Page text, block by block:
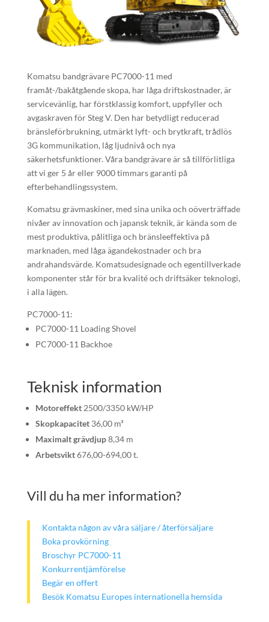
Komatsu bandgrävare PC7000-11 med
framåt-/bakåtgående skopa, har låga driftskostnader, är
servicevänlig, har förstklassig komfort, uppfyller och
avgaskraven för Steg V. Den har betydligt reducerad
bränsleförbrukning, utmärkt lyft- och brytkraft, trådlös
3G kommunikation, låg ljudnivå och nya
säkerhetsfunktioner. Våra bandgrävare är så tillförlitliga
att vi ger 5 år eller 9000 timmars garanti på
efterbehandlingssystem.
Komatsu grävmaskiner, med sina unika och oöverträffade
nivåer av innovation och japansk teknik, är kända som de
mest produktiva, pålitliga och bränsleeffektiva på
marknaden, med låga ägandekostnader och bra
andrahandsvärde. Komatsudesignade och egentillverkade
komponenter står för bra kvalité och driftsäker teknologi,
i alla lägen.
PC7000-11:
PC7000-11 Loading Shovel
PC7000-11 Backhoe
Teknisk information
Motoreffekt2500/3350 kW/HP
Skopkapacitet36,00 m³
Maximalt grävdjup8,34 m
Arbetsvikt676,00-694,00 t.
Vill du ha mer information?
Kontakta någon av våra säljare / återförsäljare
Boka provkörning
Broschyr PC7000-11
Konkurrentjämförelse
Begär en offert
Besök Komatsu Europes internationella hemsida